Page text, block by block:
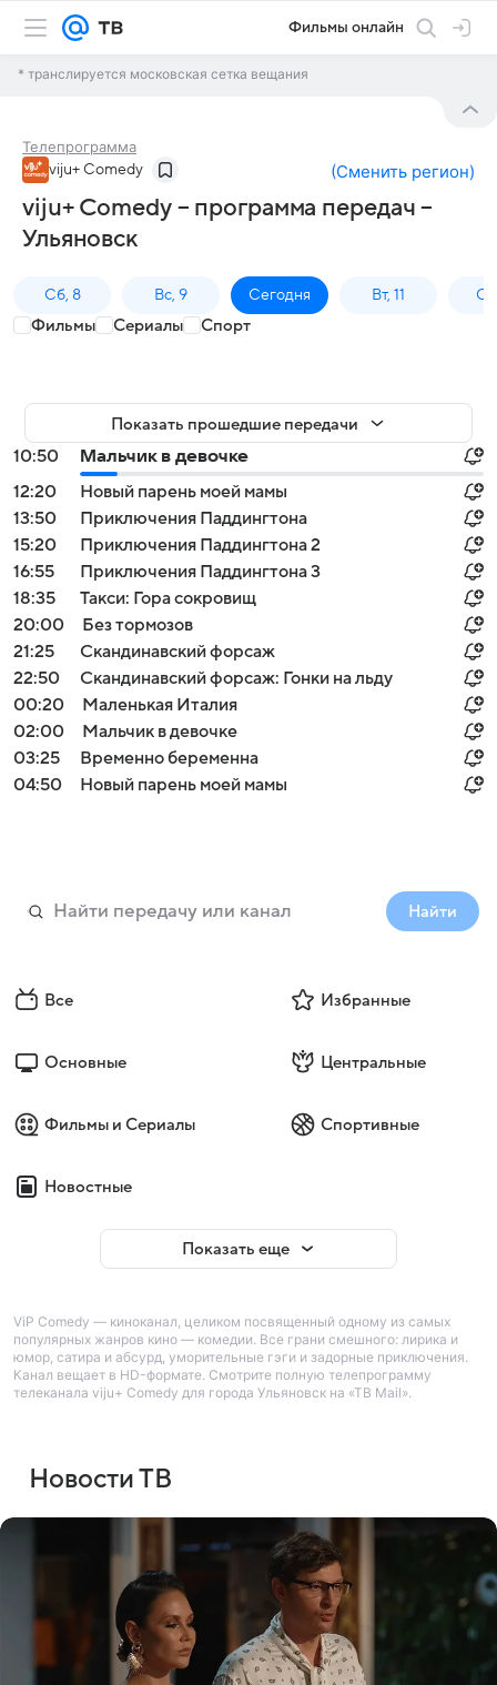
Фильмы онлайн
* транслируется московская сетка вещания
Телепрограмма
viju+ Comedy (Сменить регион)
viju+ Comedy – программа передач –
Ульяновск
Сб, 8 Вс, 9 Сегодня Вт, 11
Фильмы Сериалы Спорт
Показать прошедшие передачи
10:50
Мальчик в девочке
12:20
Новый парень моей мамы
13:50
Приключения Паддингтона
15:20
Приключения Паддингтона 2
16:55
Приключения Паддингтона 3
18:35
Такси: Гора сокровищ
20:00
Без тормозов
21:25
Скандинавский форсаж
22:50
Скандинавский форсаж: Гонки на льду
00:20
Маленькая Италия
02:00
Мальчик в девочке
03:25
Временно беременна
04:50
Новый парень моей мамы
Найти
Все Избранные
Основные Центральные
Фильмы и Сериалы Спортивные
Новостные
Показать еще
ViP Comedy — киноканал, целиком посвященный одному из самых
популярных жанров кино — комедии. Все грани смешного: лирика и
юмор, сатира и абсурд, уморительные гэги и задорные приключения.
Канал вещает в HD-формате. Смотрите полную телепрограмму
телеканала viju+ Comedy для города Ульяновск на «ТВ Mail».
Новости ТВ